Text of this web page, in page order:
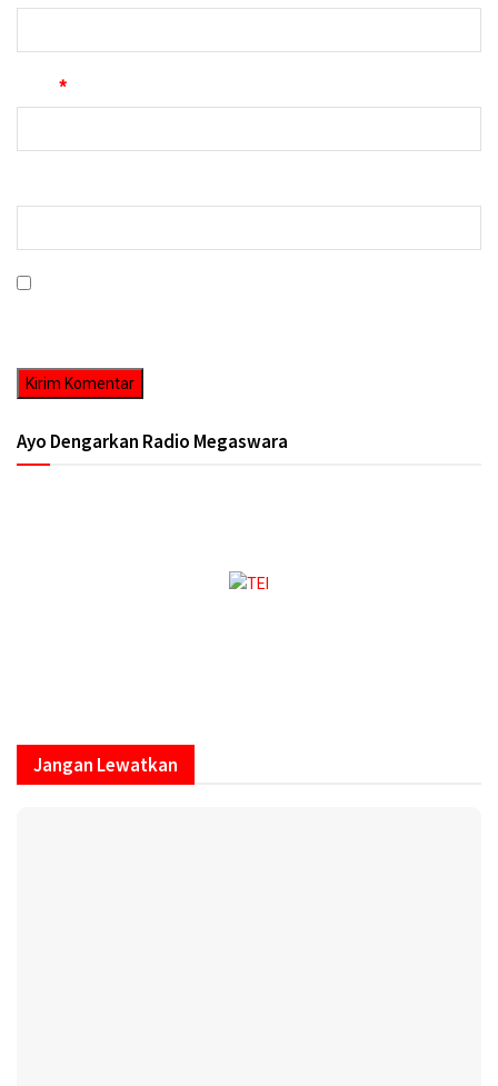
*
Ayo Dengarkan Radio Megaswara
Jangan Lewatkan